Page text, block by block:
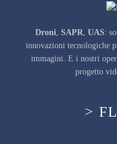
Droni SAPR UAS:
innovazioni tecnologiche
immagini. E i nostri
progetto
>